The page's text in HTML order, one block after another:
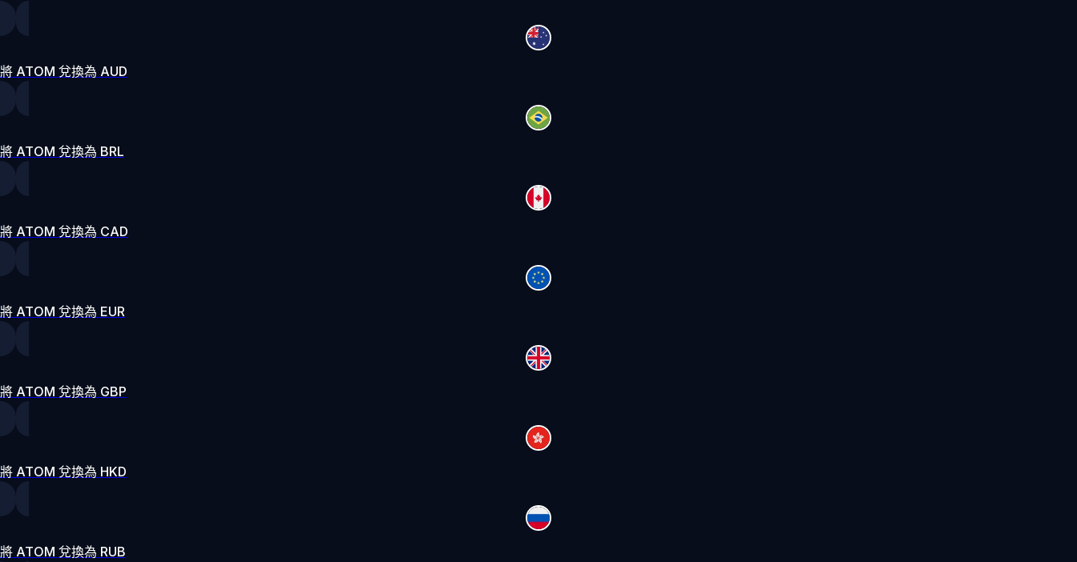
將 ATOM 兌換為 AUD
將 ATOM 兌換為 BRL
將 ATOM 兌換為 CAD
將 ATOM 兌換為 EUR
將 ATOM 兌換為 GBP
將 ATOM 兌換為 HKD
將 ATOM 兌換為 RUB